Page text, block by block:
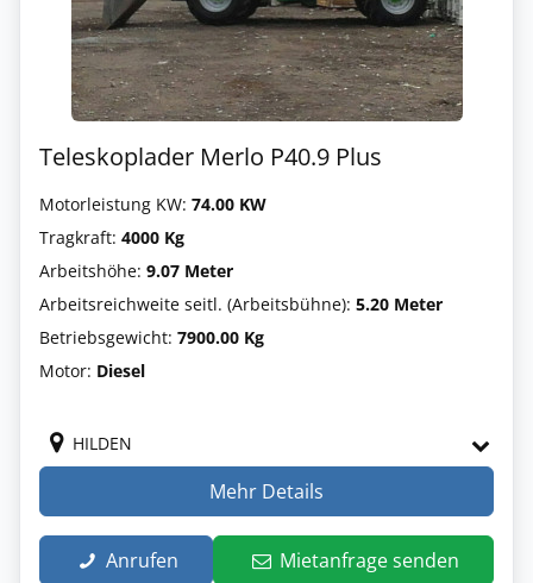
Teleskoplader Merlo P40.9 Plus
Motorleistung KW: 74.00 KW
Tragkraft: 4000 Kg
Arbeitshöhe: 9.07 Meter
Arbeitsreichweite seitl. (Arbeitsbühne): 5.20 Meter
Betriebsgewicht: 7900.00 Kg
Motor: Diesel
HILDEN
Mehr Details
Anrufen Mietanfrage senden